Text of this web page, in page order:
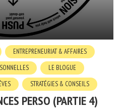
ENTREPRENEURIAT & AFFAIRES
LE BLOGUE
STRATÉGIES & CONSEILS
PERSO (PARTIE 4)